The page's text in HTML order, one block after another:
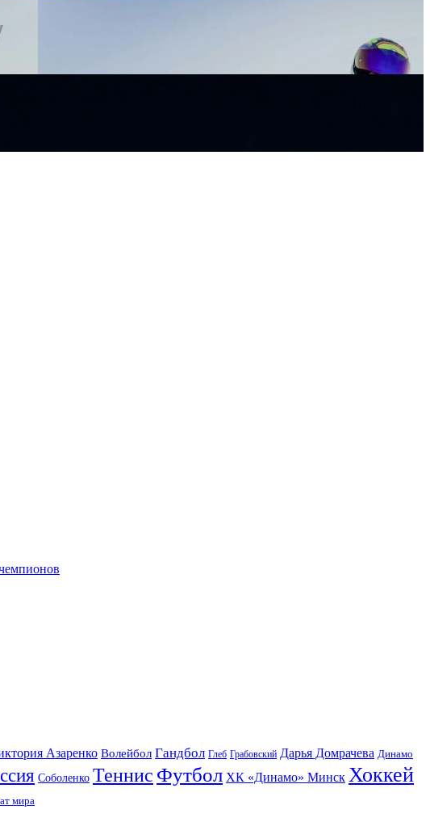
Азаренко Волейбол Гандбол Глеб Грабовский Дарья Домрачева Динамо
Соболенко Теннис Футбол ХК «Динамо» Минск Хоккей
мира